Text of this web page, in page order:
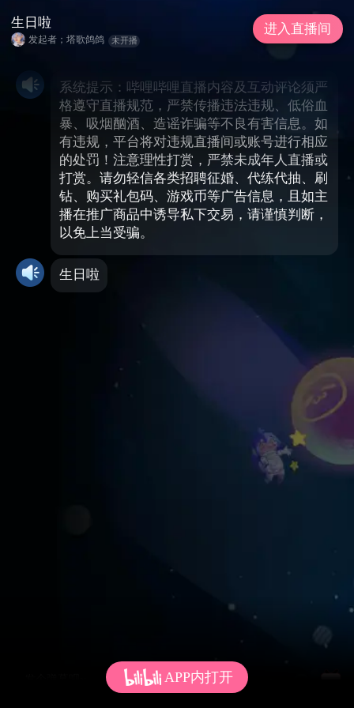
系统提示：哔哩哔哩直播内容及互动评论须严
格遵守直播规范，严禁传播违法违规、低俗血
暴、吸烟酗酒、造谣诈骗等不良有害信息。如
有违规，平台将对违规直播间或账号进行相应
的处罚！注意理性打赏，严禁未成年人直播或
打赏。请勿轻信各类招聘征婚、代练代抽、刷
钻、购买礼包码、游戏币等广告信息，且如主
播在推广商品中诱导私下交易，请谨慎判断，
以免上当受骗。
生日啦
生日啦
发起者；塔歌鸽鸽 未开播
进入直播间
APP内打开